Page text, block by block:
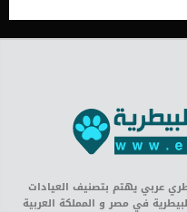
عربي يهتم بتصنيف العيادات
في مصر و المملكة العربية